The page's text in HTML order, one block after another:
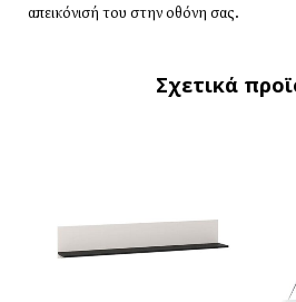
απεικόνισή του στην οθόνη σας.
Σχετικά